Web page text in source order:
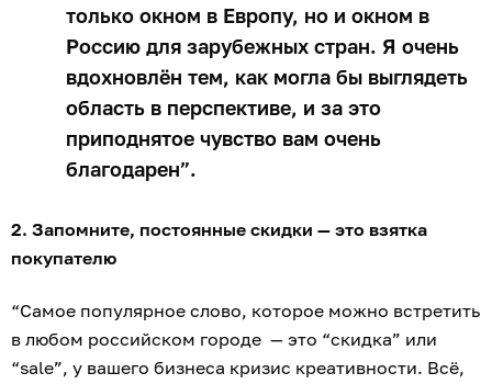
только окном в Европу, но и окном в
Россию для зарубежных стран. Я очень
вдохновлён тем, как могла бы выглядеть
область в перспективе, и за это
приподнятое чувство вам очень
благодарен”.
2. Запомните, постоянные скидки — это взятка
покупателю
“Самое популярное слово, которое можно встретить
в любом российском городе — это “скидка” или
“sale”, у вашего бизнеса кризис креативности. Всё,